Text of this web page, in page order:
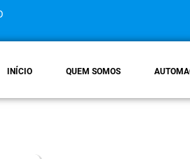
INÍCIO QUEM SOMOS